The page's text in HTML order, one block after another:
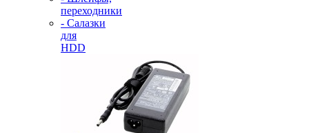
переходники
- Салазки
для
HDD